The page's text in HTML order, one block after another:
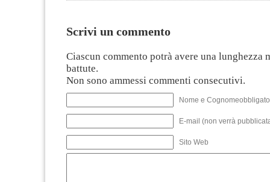
Scrivi un commento
Ciascun commento potrà avere una lunghezza
battute.
Non sono ammessi commenti consecutivi.
Nome e
E-mail (non verrà
Sito Web